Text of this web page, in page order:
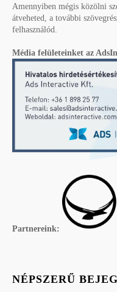
Amennyiben mégis közölni
átveheted, a további
felhasználód.
Média felületeinket az
Partnereink:
NÉPSZERŰ